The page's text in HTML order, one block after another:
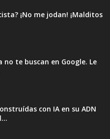
¡No me jodan! ¡Malditos
no te buscan en Google. Le
con IA en su ADN